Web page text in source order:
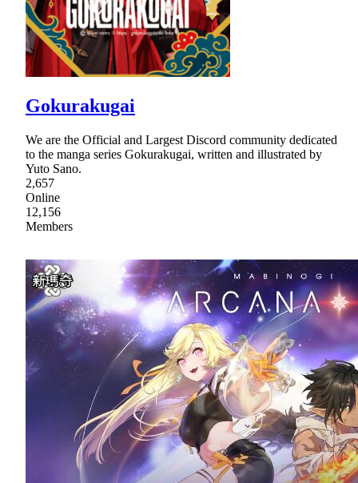
Gokurakugai
We are the Official and Largest Discord community dedicated
to the manga series Gokurakugai, written and illustrated by
Yuto Sano.
2,657
Online
12,156
Members